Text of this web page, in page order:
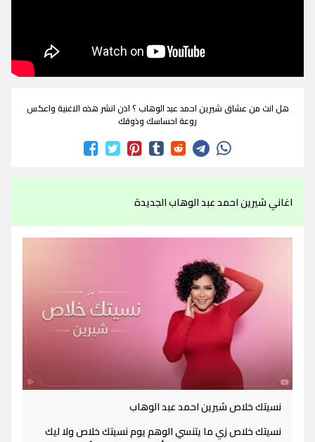
هل انت من عشاق شيرين احمد عبد الوهاب ؟ اذن انشر هذه الاغنية واعكس
روعة احساسك وذوقك
اغاني شيرين احمد عبد الوهاب الجديدة
نسيتك خلاص شيرين احمد عبد الوهاب
نسيتك خلاص زي ما يتنسي الوهم يوم نسيتك خلاص ولا ليك